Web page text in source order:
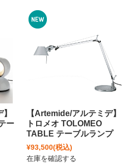
ー
【Artemide/アルテミデ】
トロメオ TOLOMEO
TABLE テーブルランプ
¥93,500(税込)
在庫を確認する